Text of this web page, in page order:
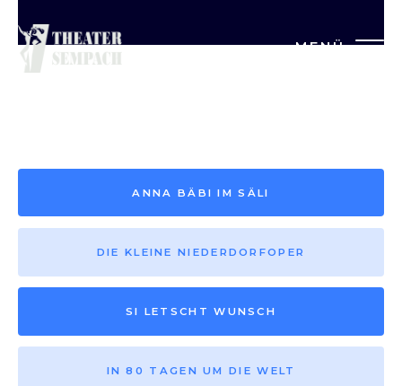
MENÜ
Saison vor 2013
ANNA BÄBI IM SÄLI
DIE KLEINE NIEDERDORFOPER
SI LETSCHT WUNSCH
IN 80 TAGEN UM DIE WELT